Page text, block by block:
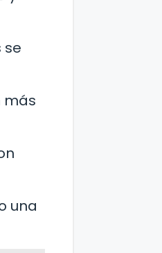
se
más
una